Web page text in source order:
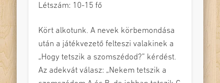
Létszám: 10-15 fő
Kört alkotunk. A nevek körbemondása
után a játékvezető felteszi valakinek a
„Hogy tetszik a szomszédod?” kérdést.
Az adekvát válasz: „Nekem tetszik a